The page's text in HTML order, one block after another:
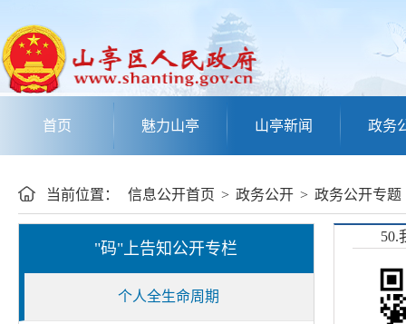
首页 魅力山亭 山亭新闻 政务
当前位置： 信息公开首页 > 政务公开 > 政务公开专题
"码"上告知公开专栏
个人全生命周期
50.